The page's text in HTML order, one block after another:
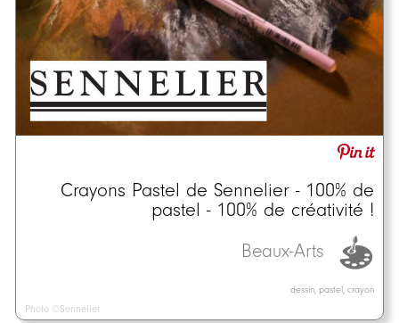
Crayons Pastel de Sennelier - 100% de
pastel - 100% de créativité !
Beaux-Arts
dessin, pastel, crayon
Photo ©Sennelier